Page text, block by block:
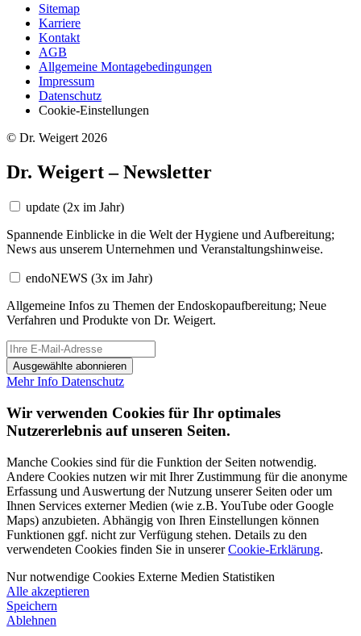
Sitemap
Karriere
Kontakt
AGB
Allgemeine Montagebedingungen
Impressum
Datenschutz
Cookie-Einstellungen
© Dr. Weigert 2026
Dr. Weigert – Newsletter
update (2x im Jahr)
Spannende Einblicke in die Welt der Hygiene und Aufbereitung;
News aus unserem Unternehmen und Veranstaltungshinweise.
endoNEWS (3x im Jahr)
Allgemeine Infos zu Themen der Endoskopaufbereitung; Neue
Verfahren und Produkte von Dr. Weigert.
Ausgewählte abonnieren
Mehr Info Datenschutz
Wir verwenden Cookies für Ihr optimales
Nutzererlebnis auf unseren Seiten.
Manche Cookies sind für die Funktion der Seiten notwendig.
Andere Cookies nutzen wir mit Ihrer Zustimmung für die anonyme
Erfassung und Auswertung der Nutzung unserer Seiten oder um
Ihnen Services externer Medien (wie z.B. YouTube oder Google
Maps) anzubieten. Abhängig von Ihren Einstellungen können
Funktionen ggf. nicht zur Verfügung stehen. Details zu den
verwendeten Cookies finden Sie in unsererCookie-Erklärung.
Nur notwendige Cookies Externe Medien Statistiken
Alle akzeptieren
Speichern
Ablehnen